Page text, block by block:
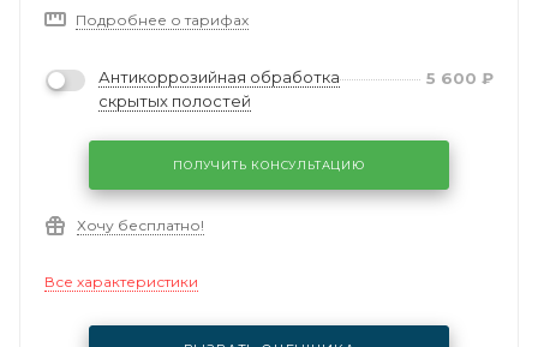
Подробнее о тарифах
Антикоррозийная обработка
скрытых полостей
5 600 ₽
ПОЛУЧИТЬ КОНСУЛЬТАЦИЮ
Хочу бесплатно!
Все характеристики